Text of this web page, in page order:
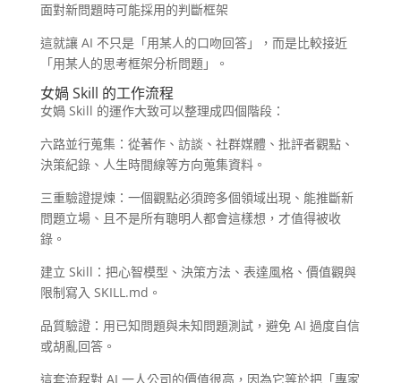
面對新問題時可能採用的判斷框架
這就讓 AI 不只是「用某人的口吻回答」，而是比較接近
「用某人的思考框架分析問題」。
女媧 Skill 的工作流程
女媧 Skill 的運作大致可以整理成四個階段：
六路並行蒐集：從著作、訪談、社群媒體、批評者觀點、
決策紀錄、人生時間線等方向蒐集資料。
三重驗證提煉：一個觀點必須跨多個領域出現、能推斷新
問題立場、且不是所有聰明人都會這樣想，才值得被收
錄。
建立 Skill：把心智模型、決策方法、表達風格、價值觀與
限制寫入 SKILL.md。
品質驗證：用已知問題與未知問題測試，避免 AI 過度自信
或胡亂回答。
這套流程對 AI 一人公司的價值很高，因為它等於把「專家